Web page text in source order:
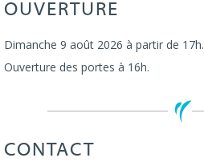
OUVERTURE
Dimanche 9 août 2026 à partir de 17h.
Ouverture des portes à 16h.
CONTACT